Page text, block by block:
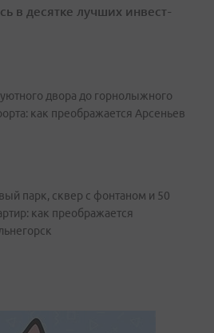
в десятке лучших инвест-
двора до горнолыжного
как преображается Арсеньев
парк, сквер с фонтаном и 50
как преображается